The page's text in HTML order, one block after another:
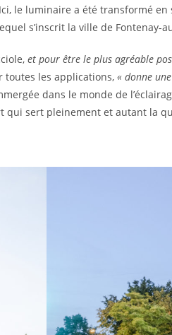
le luminaire a été transformé
s’inscrit la ville de Fontenay-
et pour être le plus agréable
toutes les applications, « donne
dans le monde de
sert pleinement et autant la